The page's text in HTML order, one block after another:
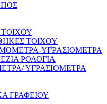
ΤΟΙΧΟΥ
ΥΓΡΑΣΙΟΜΕΤΡΑ
ΡΟΛΟΓΙΑ
ΥΓΡΑΣΙΟΜΕΤΡΑ
ΓΡΑΦΕΙΟΥ